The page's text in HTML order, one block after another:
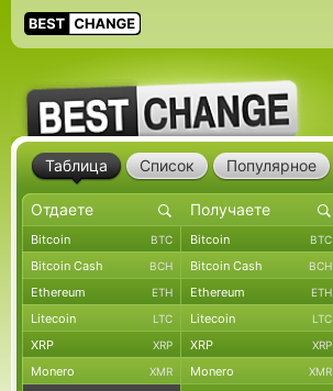
Таблица Список Популярное
Bitcoin BTC Bitcoin BTC
Bitcoin Cash BCH Bitcoin Cash BCH
Ethereum ETH Ethereum ETH
Litecoin LTC Litecoin LTC
XRP XRP XRP XRP
Monero XMR Monero XMR